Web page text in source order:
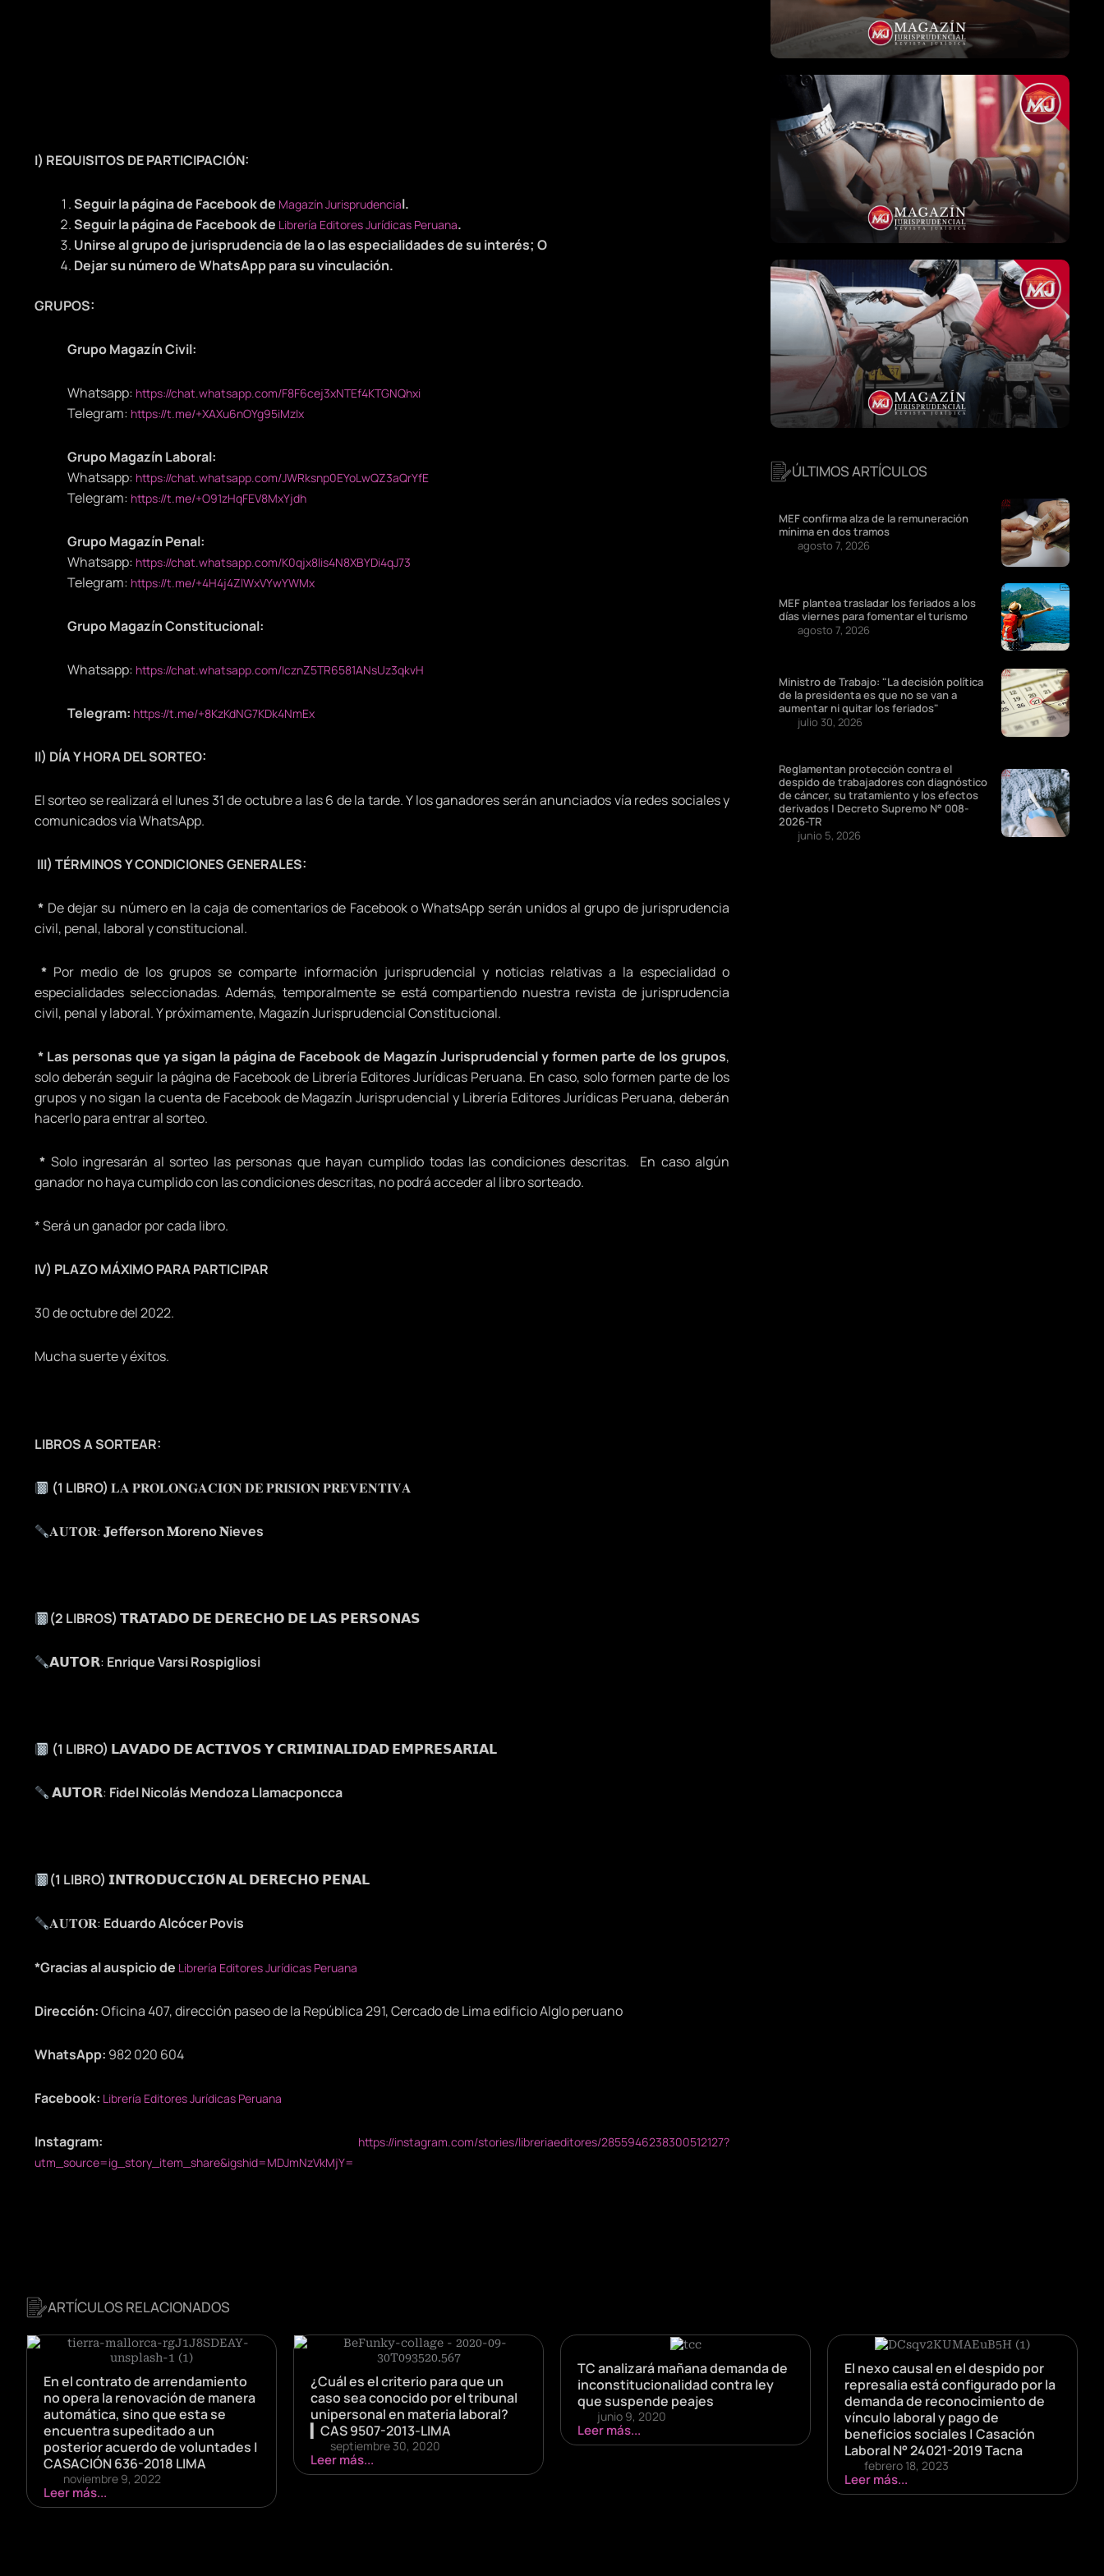
I) REQUISITOS DE PARTICIPACIÓN:
Seguir la página de Facebook de Magazín Jurisprudencial.
Seguir la página de Facebook de Librería Editores Jurídicas Peruana.
Unirse al grupo de jurisprudencia de la o las especialidades de su interés; O
Dejar su número de WhatsApp para su vinculación.
GRUPOS:
Grupo Magazín Civil:
Whatsapp: https://chat.whatsapp.com/F8F6cej3xNTEf4KTGNQhxi
Telegram: https://t.me/+XAXu6nOYg95iMzIx
Grupo Magazín Laboral:
Whatsapp: https://chat.whatsapp.com/JWRksnp0EYoLwQZ3aQrYfE
Telegram: https://t.me/+O91zHqFEV8MxYjdh
Grupo Magazín Penal:
Whatsapp: https://chat.whatsapp.com/K0qjx8lis4N8XBYDi4qJ73
Telegram: https://t.me/+4H4j4ZlWxVYwYWMx
Grupo Magazín Constitucional:
Whatsapp: https://chat.whatsapp.com/IcznZ5TR6581ANsUz3qkvH
Telegram: https://t.me/+8KzKdNG7KDk4NmEx
II) DÍA Y HORA DEL SORTEO:
El sorteo se realizará el lunes 31 de octubre a las 6 de la tarde. Y los ganadores serán anunciados vía redes sociales y
comunicados vía WhatsApp.
III) TÉRMINOS Y CONDICIONES GENERALES:
* De dejar su número en la caja de comentarios de Facebook o WhatsApp serán unidos al grupo de jurisprudencia
civil, penal, laboral y constitucional.
* Por medio de los grupos se comparte información jurisprudencial y noticias relativas a la especialidad o
especialidades seleccionadas. Además, temporalmente se está compartiendo nuestra revista de jurisprudencia
civil, penal y laboral. Y próximamente, Magazín Jurisprudencial Constitucional.
* Las personas que ya sigan la página de Facebook de Magazín Jurisprudencial y formen parte de los grupos,
solo deberán seguir la página de Facebook de Librería Editores Jurídicas Peruana. En caso, solo formen parte de los
grupos y no sigan la cuenta de Facebook de Magazín Jurisprudencial y Librería Editores Jurídicas Peruana, deberán
hacerlo para entrar al sorteo.
* Solo ingresarán al sorteo las personas que hayan cumplido todas las condiciones descritas. En caso algún
ganador no haya cumplido con las condiciones descritas, no podrá acceder al libro sorteado.
* Será un ganador por cada libro.
IV) PLAZO MÁXIMO PARA PARTICIPAR
30 de octubre del 2022.
Mucha suerte y éxitos.
LIBROS A SORTEAR:
(1 LIBRO) 𝐋𝐀 𝐏𝐑𝐎𝐋𝐎𝐍𝐆𝐀𝐂𝐈𝐎́𝐍 𝐃𝐄 𝐏𝐑𝐈𝐒𝐈𝐎́𝐍 𝐏𝐑𝐄𝐕𝐄𝐍𝐓𝐈𝐕𝐀
𝐀𝐔𝐓𝐎𝐑:𝐉efferson 𝐌oreno 𝐍ieves
(2 LIBROS) 𝗧𝗥𝗔𝗧𝗔𝗗𝗢 𝗗𝗘 𝗗𝗘𝗥𝗘𝗖𝗛𝗢 𝗗𝗘 𝗟𝗔𝗦 𝗣𝗘𝗥𝗦𝗢𝗡𝗔𝗦
𝗔𝗨𝗧𝗢𝗥: Enrique VarsiRospigliosi
(1 LIBRO) 𝗟𝗔𝗩𝗔𝗗𝗢 𝗗𝗘 𝗔𝗖𝗧𝗜𝗩𝗢𝗦 𝗬 𝗖𝗥𝗜𝗠𝗜𝗡𝗔𝗟𝗜𝗗𝗔𝗗 𝗘𝗠𝗣𝗥𝗘𝗦𝗔𝗥𝗜𝗔𝗟
𝗔𝗨𝗧𝗢𝗥: Fidel Nicolás Mendoza Llamacponcca
(1 LIBRO) 𝗜𝗡𝗧𝗥𝗢𝗗𝗨𝗖𝗖𝗜𝗢́𝗡 𝗔𝗟 𝗗𝗘𝗥𝗘𝗖𝗛𝗢 𝗣𝗘𝗡𝗔𝗟
𝐀𝐔𝐓𝐎𝐑: Eduardo Alcócer Povis
*Gracias al auspicio de Librería Editores Jurídicas Peruana
Dirección:Oficina 407, dirección paseo de la República 291, Cercado de Lima edificio Alglo peruano
WhatsApp: 982 020 604
Facebook: Librería Editores Jurídicas Peruana
Instagram:
https://instagram.com/stories/libreriaeditores/2855946238300512127?
utm_source=ig_story_item_share&igshid=MDJmNzVkMjY=
ÚLTIMOS ARTÍCULOS
MEF confirma alza de la remuneración
mínima en dos tramos
agosto 7, 2026
MEF plantea trasladar los feriados a los
días viernes para fomentar el turismo
agosto 7, 2026
Ministro de Trabajo: "La decisión política
de la presidenta es que no se van a
aumentar ni quitar los feriados"
julio 30, 2026
Reglamentan protección contra el
despido de trabajadores con diagnóstico
de cáncer, su tratamiento y los efectos
derivados | Decreto Supremo N° 008-
2026-TR
junio 5, 2026
ARTÍCULOS RELACIONADOS
En el contrato de arrendamiento
no opera la renovación de manera
automática, sino que esta se
encuentra supeditado a un
posterior acuerdo de voluntades |
CASACIÓN 636-2018 LIMA
noviembre 9, 2022
Leer más...
¿Cuál es el criterio para que un
caso sea conocido por el tribunal
unipersonal en materia laboral?
▎CAS 9507-2013-LIMA
septiembre 30, 2020
Leer más...
TC analizará mañana demanda de
inconstitucionalidad contra ley
que suspende peajes
junio 9, 2020
Leer más...
El nexo causal en el despido por
represalia está configurado por la
demanda de reconocimiento de
vínculo laboral y pago de
beneficios sociales | Casación
Laboral N° 24021-2019 Tacna
febrero 18, 2023
Leer más...